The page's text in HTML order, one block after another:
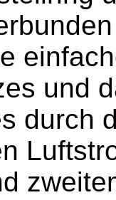
und
durch